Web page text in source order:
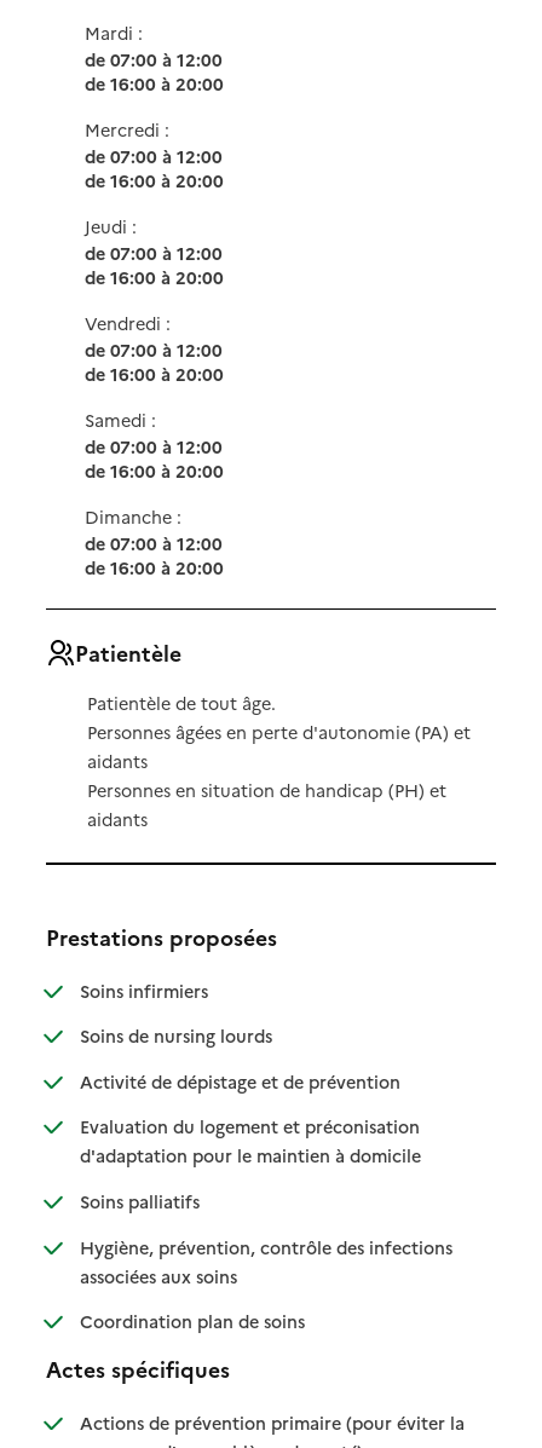
Mardi :
de 07:00 à 12:00
de 16:00 à 20:00
Mercredi :
de 07:00 à 12:00
de 16:00 à 20:00
Jeudi :
de 07:00 à 12:00
de 16:00 à 20:00
Vendredi :
de 07:00 à 12:00
de 16:00 à 20:00
Samedi :
de 07:00 à 12:00
de 16:00 à 20:00
Dimanche :
de 07:00 à 12:00
de 16:00 à 20:00
Patientèle
Patientèle de tout âge.
Personnes âgées en perte d'autonomie (PA) et
aidants
Personnes en situation de handicap (PH) et
aidants
Prestations proposées
Soins infirmiers: disponible
: non disponible
Soins de nursing lourds: disponible
: non disponible
Activité de dépistage et de prévention: disponible
: non disponible
Evaluation du logement et préconisation
d'adaptation pour le maintien à domicile: disponible
: non disponible
Soins palliatifs: disponible
: non disponible
Hygiène, prévention, contrôle des infections
associées aux soins: disponible
: non disponible
Coordination plan de soins: disponible
: non disponible
Actes spécifiques
Actions de prévention primaire (pour éviter la